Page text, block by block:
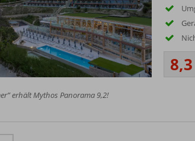
8,3
erhält Mythos Panorama 9,2!